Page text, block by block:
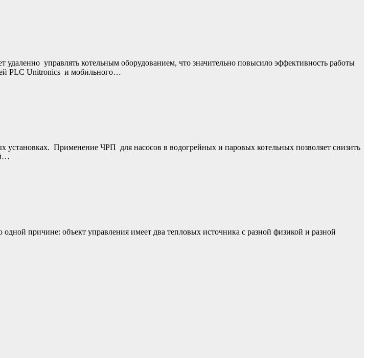
удаленно управлять котельным оборудованием, что значительно повысило эффективность работы
PLC Unitronics и мобильного…
Применение ЧРП для насосов в водогрейных и паровых котельных позволяет снизить
причине: объект управления имеет два тепловых источника с разной физикой и разной